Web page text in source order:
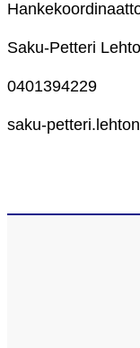
Saku-Petteri
0401394229
saku-